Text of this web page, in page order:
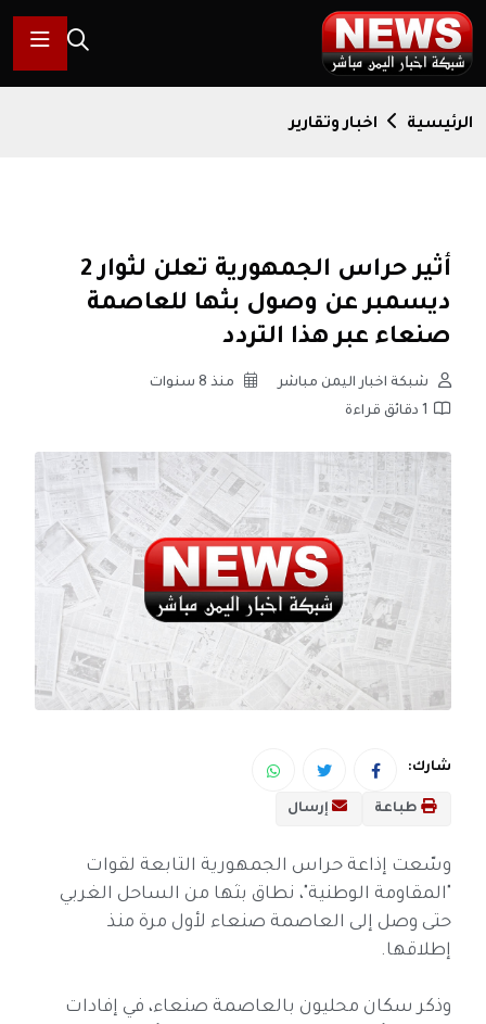
الرئيسية اخبار وتقارير
أثير حراس الجمهورية تعلن لثوار 2
ديسمبر عن وصول بثها للعاصمة
صنعاء عبر هذا التردد
شبكة اخبار اليمن مباشر
منذ 8 سنوات
1 دقائق قراءة
شارك:
طباعة إرسال
وسّعت إذاعة حراس الجمهورية التابعة لقوات
"المقاومة الوطنية"، نطاق بثها من الساحل الغربي
حتى وصل إلى العاصمة صنعاء لأول مرة منذ
إطلاقها.
وذكر سكان محليون بالعاصمة صنعاء، في إفادات